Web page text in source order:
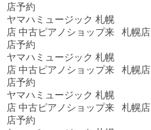
店予約
ヤマハミュージック 札幌
店 中古ピアノショップ来
店予約
札幌店
ヤマハミュージック 札幌
店 中古ピアノショップ来
店予約
札幌店
ヤマハミュージック 札幌
店 中古ピアノショップ来
店予約
札幌店